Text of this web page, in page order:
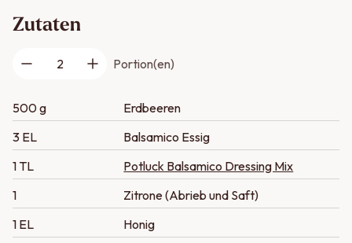
Zutaten
2 Portion(en)
500 g
Erdbeeren
3 EL
Balsamico Essig
1 TL
Potluck Balsamico Dressing Mix
1
Zitrone (Abrieb und Saft)
1 EL
Honig